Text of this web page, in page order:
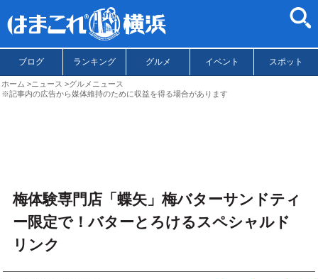
ブログ ランキング グルメ イベント スポット
ホーム ニュース
グルメニュース
※記事内の広告から媒体維持のために収益を得る場合があります
梅体験専門店「蝶矢」梅バターサンドティ
ー限定で！バターとろけるスペシャルド
リンク